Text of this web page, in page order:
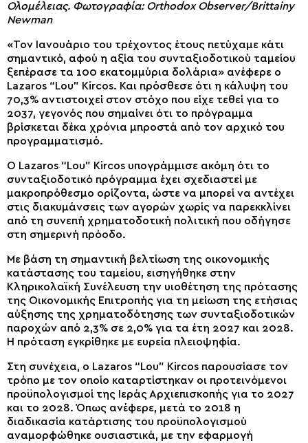
Ολομέλειας. Φωτογραφία: Orthodox Observer/Brittainy
Newman
«Τον Ιανουάριο του τρέχοντος έτους πετύχαμε κάτι
σημαντικό, αφού η αξία του συνταξιοδοτικού ταμείου
ξεπέρασε τα 100 εκατομμύρια δολάρια» ανέφερε ο
Lazaros “Lou” Kircos. Και πρόσθεσε ότι η κάλυψη του
70,3% αντιστοιχεί στον στόχο που είχε τεθεί για το
2037, γεγονός που σημαίνει ότι το πρόγραμμα
βρίσκεται δέκα χρόνια μπροστά από τον αρχικό του
προγραμματισμό.
Ο Lazaros “Lou” Kircos υπογράμμισε ακόμη ότι το
συνταξιοδοτικό πρόγραμμα έχει σχεδιαστεί με
μακροπρόθεσμο ορίζοντα, ώστε να μπορεί να αντέχει
στις διακυμάνσεις των αγορών χωρίς να παρεκκλίνει
από τη συνεπή χρηματοδοτική πολιτική που οδήγησε
στη σημερινή πρόοδο.
Με βάση τη σημαντική βελτίωση της οικονομικής
κατάστασης του ταμείου, εισηγήθηκε στην
Κληρικολαϊκή Συνέλευση την υιοθέτηση της πρότασης
της Οικονομικής Επιτροπής για τη μείωση της ετήσιας
αύξησης της χρηματοδότησης των συνταξιοδοτικών
παροχών από 2,3% σε 2,0% για τα έτη 2027 και 2028.
Η πρόταση εγκρίθηκε με ευρεία πλειοψηφία.
Στη συνέχεια, ο Lazaros “Lou” Kircos παρουσίασε τον
τρόπο με τον οποίο καταρτίστηκαν οι προτεινόμενοι
προϋπολογισμοί της Ιεράς Αρχιεπισκοπής για το 2027
και το 2028. Όπως ανέφερε, μετά το 2018 η
διαδικασία κατάρτισης του προϋπολογισμού
αναμορφώθηκε ουσιαστικά, με την εφαρμογή